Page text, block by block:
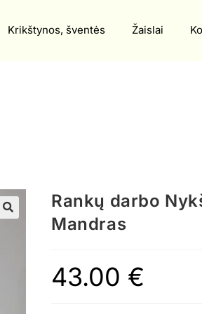
Krikštynos, šventės Žaislai
Rankų darbo
Mandras
43.00 €